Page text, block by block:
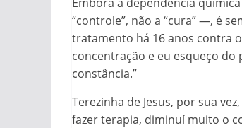
“controle”, não a “cura” —, é
tratamento há 16 anos contra
concentração e eu esqueço
constância.”
Terezinha de Jesus, por sua
fazer terapia, diminuí muito o